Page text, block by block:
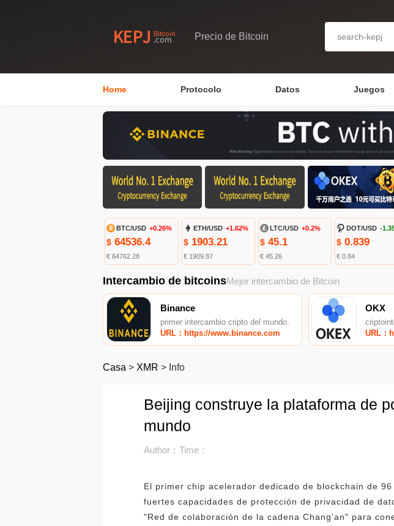
Precio de Bitcoin
Home Protocolo Datos Juegos
BTC/USD +0.26%
$ 64536.4
€ 64762.28
ETH/USD +1.62%
$1903.21
€ 1909.87
LTC/USD +0.2%
$45.1
€ 45.26
DOT/USD -
$0.839
€ 0.84
Intercambio de bitcoinsMejor intercambio de Bitcoin
Binance
primer intercambio cripto del mundo.
URL：https://www.binance.com
OKX
URL：
Casa > XMR > Info
Beijing construye la plataforma de
mundo
Author：Time：
El primer chip acelerador dedicado de blockchain de
fuertes capacidades de protección de privacidad de
"Red de colaboración de la cadena Chang'an" para